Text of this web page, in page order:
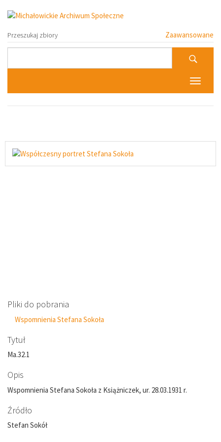
Przeszukaj zbiory Zaawansowane
Toggle
Pliki do pobrania
Wspomnienia Stefana Sokoła
Tytuł
Ma.32.1
Opis
Wspomnienia Stefana Sokoła z Książniczek, ur. 28.03.1931 r.
Źródło
Stefan Sokół